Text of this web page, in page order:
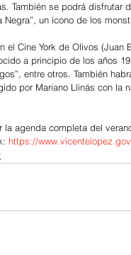
También se podrá disfrutar
Negra”, un ícono de los
el Cine York de Olivos
a principio de los años
entre otros. También
por Mariano Llinás con la
la agenda completa del
https://